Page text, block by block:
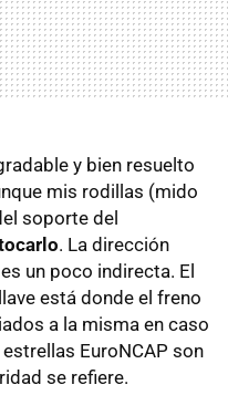
y bien resuelto
mis rodillas (mido
soporte del
. La dirección
un poco indirecta. El
está donde el freno
a la misma en caso
EuroNCAP son
se refiere.